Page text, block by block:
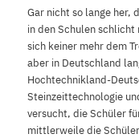
Gar nicht so lange her,
in den Schulen
sich keiner mehr dem
aber in Deutschland
Hochtechnikland-
Steinzeittechnologie
versucht, die Schüler
mittlerweile die